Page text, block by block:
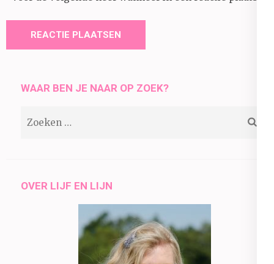
WAAR BEN JE NAAR OP ZOEK?
OVER LIJF EN LIJN